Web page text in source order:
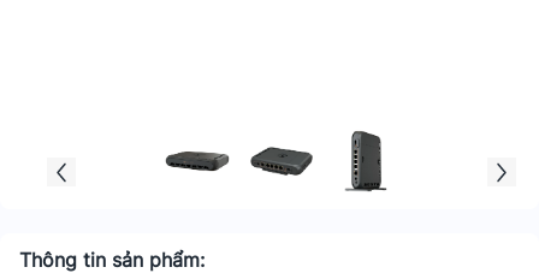
Thông tin sản phẩm: